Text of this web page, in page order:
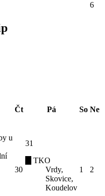
6
Čt Pá So Ne
u
30
31
TKO
Vrdy,
Skovice,
Koudelov
1 2